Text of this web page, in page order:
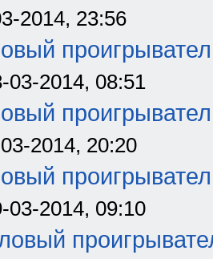
2014, 23:56
03-2014, 08:51
2014, 20:20
03-2014, 09:10